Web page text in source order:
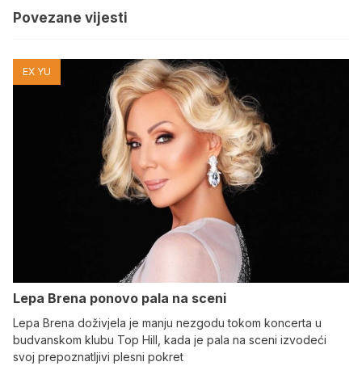
Povezane vijesti
EX YU
Lepa Brena ponovo pala na sceni
Lepa Brena doživjela je manju nezgodu tokom koncerta u
budvanskom klubu Top Hill, kada je pala na sceni izvodeći
svoj prepoznatljivi plesni pokret